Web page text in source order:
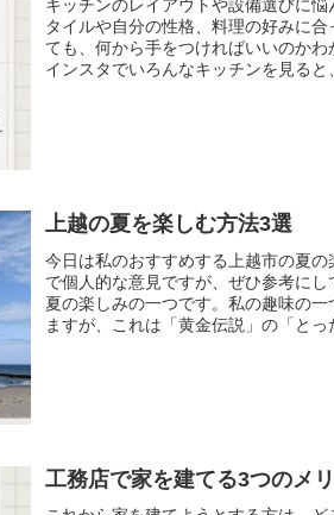
キッチンのレイアウトや設備選びに
タイルや自分の性格、料理の好みに
ても、何から手をつければいいのかわ
インスタでいろんなキッチンを見る
上越の夏を楽しむ方法3選
今日は私のおすすめする上越市の夏
で個人的な意見ですが、ぜひ参考に
夏の楽しみの一つです。私の趣味の
ますが、これは「黄金伝説」の「とっ
工務店で家を建てる3つのメ